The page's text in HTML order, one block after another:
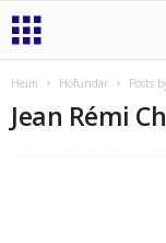
Heim Höfundar Posts
Jean Rémi